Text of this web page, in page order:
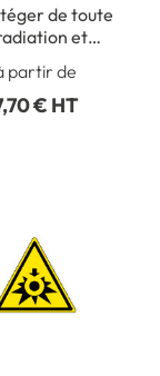
de toute
et
- STF
3321S
partir de
€ HT